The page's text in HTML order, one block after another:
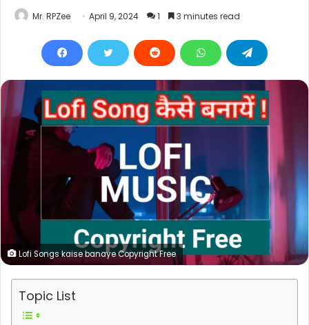
Mr. RPZee April 9, 2024 1 3 minutes read
Lofi Songs kaise banaye Copyright Free
Topic List